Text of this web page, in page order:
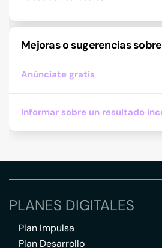
Mejoras o sugerencias
Anúnciate gratis
Informar sobre un resultado
PLANES DIGITALES
Plan Impulsa
Plan Desarrollo